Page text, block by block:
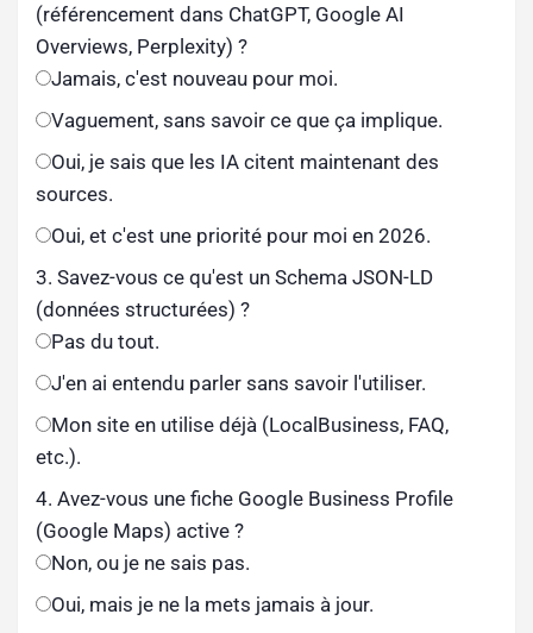
(référencement dans ChatGPT, Google AI
Overviews, Perplexity) ?
Jamais, c'est nouveau pour moi.
Vaguement, sans savoir ce que ça implique.
Oui, je sais que les IA citent maintenant des
sources.
Oui, et c'est une priorité pour moi en 2026.
3. Savez-vous ce qu'est un Schema JSON-LD
(données structurées) ?
Pas du tout.
J'en ai entendu parler sans savoir l'utiliser.
Mon site en utilise déjà (LocalBusiness, FAQ,
etc.).
4. Avez-vous une fiche Google Business Profile
(Google Maps) active ?
Non, ou je ne sais pas.
Oui, mais je ne la mets jamais à jour.